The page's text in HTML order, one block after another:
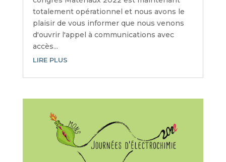
totalement opérationnel et nous avons le
plaisir de vous informer que nous venons
d'ouvrir l'appel à communications avec
accès...
LIRE PLUS